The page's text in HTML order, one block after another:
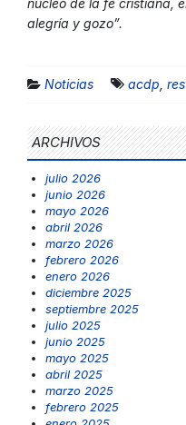
alegría y gozo”.
Noticias acdp
ARCHIVOS
julio 2026
junio 2026
mayo 2026
abril 2026
marzo 2026
febrero 2026
enero 2026
diciembre 2025
septiembre 2025
julio 2025
junio 2025
mayo 2025
abril 2025
marzo 2025
febrero 2025